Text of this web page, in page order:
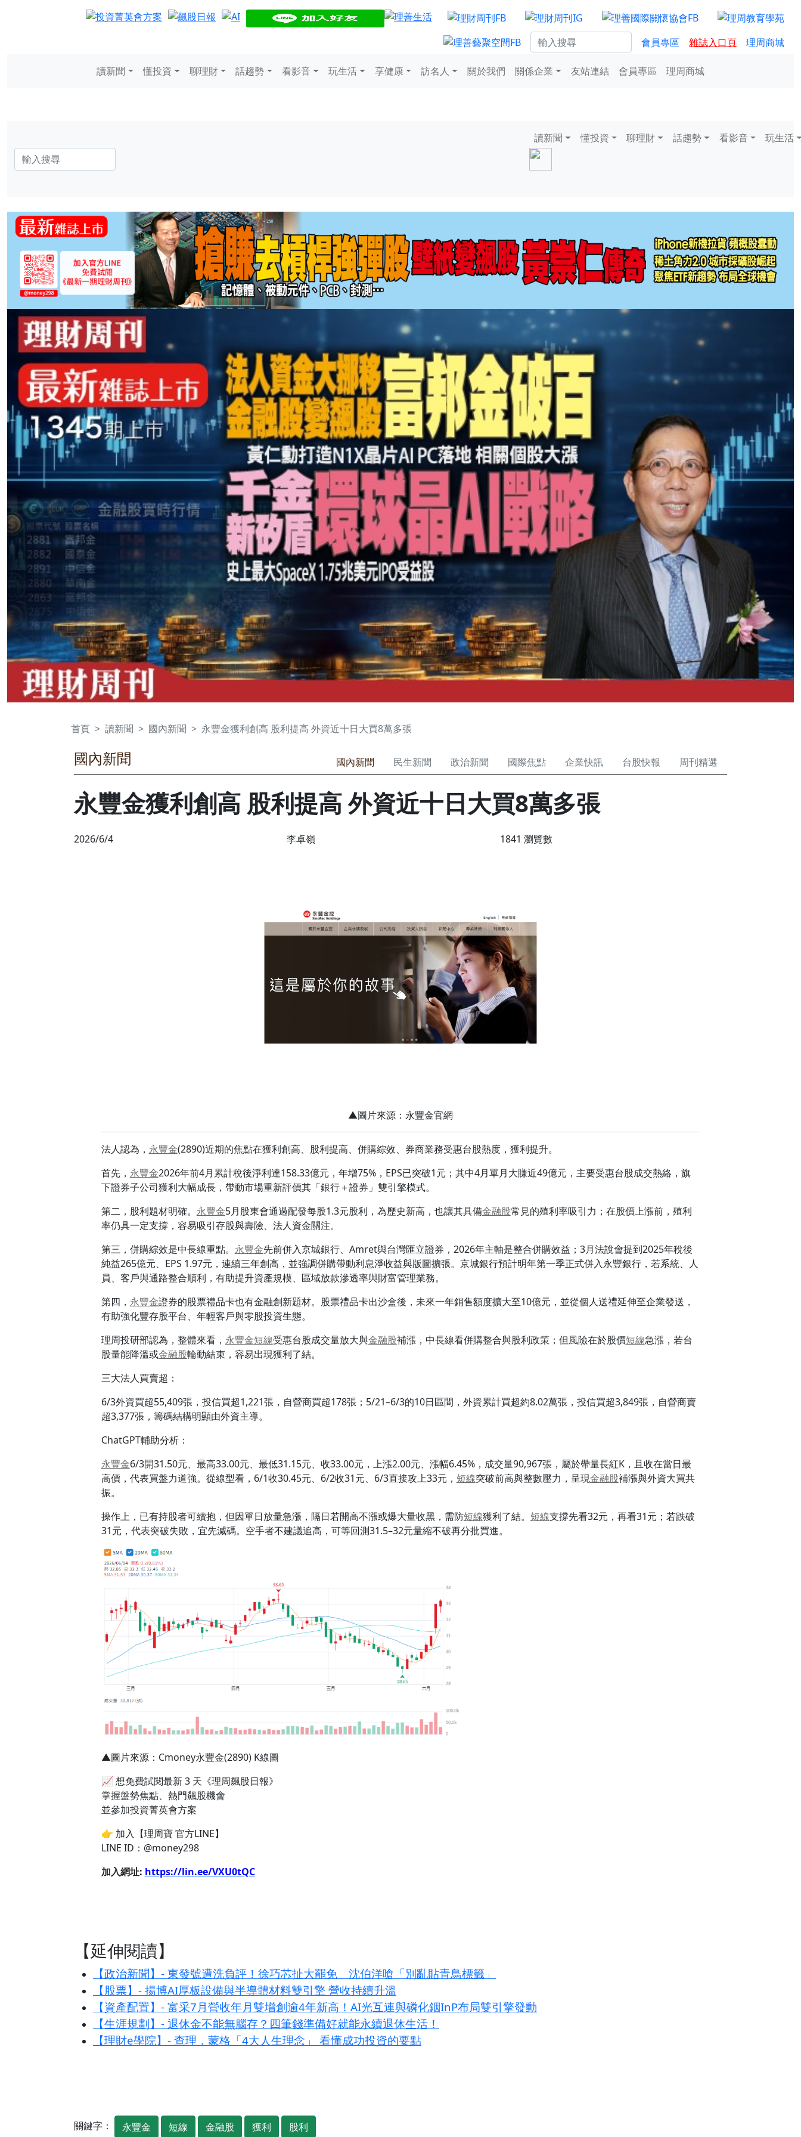
會員專區 雜誌入口頁 理周商城
讀新聞 懂投資 聊理財 話趨勢 看影音 玩生活 享健康 訪名人 關於我們 關係企業 友站連結 會員專區 理周商城
讀新聞 懂投資 聊理財 話趨勢 看影音 玩生活
首頁 讀新聞 國內新聞 永豐金獲利創高 股利提高 外資近十日大買8萬多張
國內新聞 國內新聞 民生新聞 政治新聞 國際焦點 企業快訊 台股快報 周刊精選
永豐金獲利創高 股利提高 外資近十日大買8萬多張
2026/6/4 李卓嶺 1841 瀏覽數
▲圖片來源：永豐金官網
法人認為， 永豐金(2890)近期的焦點在獲利創高、股利提高、併購綜效、券商業務受惠台股熱度，獲利提升。
首先， 永豐金2026年前4月累計稅後淨利達158.33億元，年增75%，EPS已突破1元；其中4月單月大賺近49億元，主要受惠台股成交熱絡，旗
下證券子公司獲利大幅成長，帶動市場重新評價其「銀行＋證券」雙引擎模式。
第二，股利題材明確。 永豐金5月股東會通過配發每股1.3元股利，為歷史新高，也讓其具備金融股常見的殖利率吸引力；在股價上漲前，殖利
率仍具一定支撐，容易吸引存股與壽險、法人資金關注。
第三，併購綜效是中長線重點。 永豐金先前併入京城銀行、Amret與台灣匯立證券，2026年主軸是整合併購效益；3月法說會提到2025年稅後
純益265億元、EPS 1.97元，連續三年創高，並強調併購帶動利息淨收益與版圖擴張。京城銀行預計明年第一季正式併入永豐銀行，若系統、人
員、客戶與通路整合順利，有助提升資產規模、區域放款滲透率與財富管理業務。
第四， 永豐金證券的股票禮品卡也有金融創新題材。股票禮品卡出沙盒後，未來一年銷售額度擴大至10億元，並從個人送禮延伸至企業發送，
有助強化豐存股平台、年輕客戶與零股投資生態。
理周投研部認為，整體來看， 永豐金短線受惠台股成交量放大與金融股補漲，中長線看併購整合與股利政策；但風險在於股價短線急漲，若台
股量能降溫或金融股輪動結束，容易出現獲利了結。
三大法人買賣超：
6/3外資買超55,409張，投信買超1,221張，自營商買超178張；5/21–6/3的10日區間，外資累計買超約8.02萬張，投信買超3,849張，自營商賣
超3,377張，籌碼結構明顯由外資主導。
ChatGPT輔助分析：
永豐金6/3開31.50元、最高33.00元、最低31.15元、收33.00元，上漲2.00元、漲幅6.45%，成交量90,967張，屬於帶量長紅K，且收在當日最
高價，代表買盤力道強。從線型看，6/1收30.45元、6/2收31元、6/3直接攻上33元， 短線突破前高與整數壓力，呈現金融股補漲與外資大買共
振。
操作上，已有持股者可續抱，但因單日放量急漲，隔日若開高不漲或爆大量收黑，需防短線獲利了結。 短線支撐先看32元，再看31元；若跌破
31元，代表突破失敗，宜先減碼。空手者不建議追高，可等回測31.5–32元量縮不破再分批買進。
▲圖片來源：Cmoney永豐金(2890) K線圖
📈 想免費試閱最新 3 天《理周飆股日報》
掌握盤勢焦點、熱門飆股機會
並參加投資菁英會方案
👉 加入【理周寶 官方LINE】
LINE ID：@money298
加入網址: https://lin.ee/VXU0tQC
【延伸閱讀】
【政治新聞】- 東發號遭洗負評！徐巧芯扯大罷免 沈伯洋嗆「別亂貼青鳥標籤」
【股票】- 揚博AI厚板設備與半導體材料雙引擎 營收持續升溫
【資產配置】- 富采7月營收年月雙增創逾4年新高！AI光互連與磷化銦InP布局雙引擎發動
【生涯規劃】- 退休金不能無腦存？四筆錢準備好就能永續退休生活！
【理財e學院】- 查理．蒙格「4大人生理念」 看懂成功投資的要點
關鍵字： 永豐金 短線 金融股 獲利 股利